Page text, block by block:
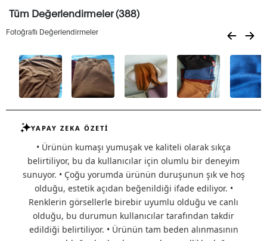
Tüm Değerlendirmeler (388)
Fotoğraflı Değerlendirmeler
YAPAY ZEKA ÖZETİ
• Ürünün kumaşı yumuşak ve kaliteli olarak sıkça
belirtiliyor, bu da kullanıcılar için olumlu bir deneyim
sunuyor. • Çoğu yorumda ürünün duruşunun şık ve hoş
olduğu, estetik açıdan beğenildiği ifade ediliyor. •
Renklerin görsellerle birebir uyumlu olduğu ve canlı
olduğu, bu durumun kullanıcılar tarafından takdir
edildiği belirtiliyor. • Ürünün tam beden alınmasının